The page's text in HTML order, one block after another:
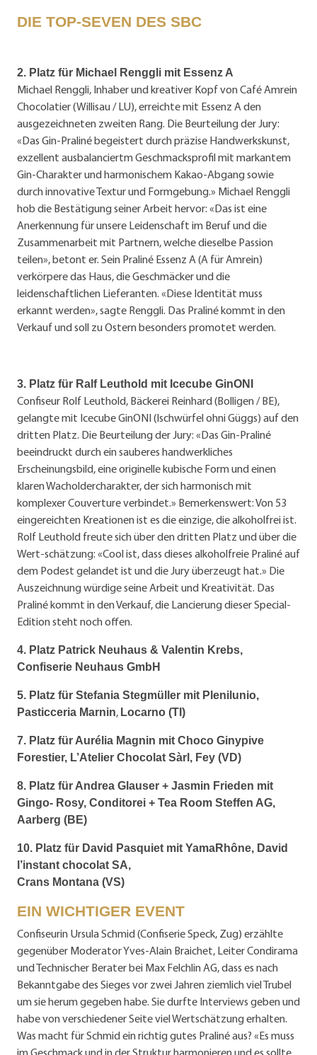
DIE TOP-SEVEN DES SBC
2. Platz für Michael Renggli mit Essenz A
Michael Renggli, Inhaber und kreativer Kopf von Café Amrein
Chocolatier (Willisau / LU), erreichte mit Essenz A den
ausgezeichneten zweiten Rang. Die Beurteilung der Jury:
«Das Gin-Praliné begeistert durch präzise Handwerkskunst,
exzellent ausbalanciertm Geschmacksprofil mit markantem
Gin-Charakter und harmonischem Kakao-Abgang sowie
durch innovative Textur und Formgebung.» Michael Renggli
hob die Bestätigung seiner Arbeit hervor: «Das ist eine
Anerkennung für unsere Leidenschaft im Beruf und die
Zusammenarbeit mit Partnern, welche dieselbe Passion
teilen», betont er. Sein Praliné Essenz A (A für Amrein)
verkörpere das Haus, die Geschmäcker und die
leidenschaftlichen Lieferanten. «Diese Identität muss
erkannt werden», sagte Renggli. Das Praliné kommt in den
Verkauf und soll zu Ostern besonders promotet werden.
3. Platz für Ralf Leuthold mit Icecube GinONI
Confiseur Rolf Leuthold, Bäckerei Reinhard (Bolligen / BE),
gelangte mit Icecube GinONI (Ischwürfel ohni Güggs) auf den
dritten Platz. Die Beurteilung der Jury: «Das Gin-Praliné
beeindruckt durch ein sauberes handwerkliches
Erscheinungsbild, eine originelle kubische Form und einen
klaren Wacholdercharakter, der sich harmonisch mit
komplexer Couverture verbindet.» Bemerkenswert: Von 53
eingereichten Kreationen ist es die einzige, die alkoholfrei ist.
Rolf Leuthold freute sich über den dritten Platz und über die
Wert-schätzung: «Cool ist, dass dieses alkoholfreie Praliné auf
dem Podest gelandet ist und die Jury überzeugt hat.» Die
Auszeichnung würdige seine Arbeit und Kreativität. Das
Praliné kommt in den Verkauf, die Lancierung dieser Special-
Edition steht noch offen.
4. Platz Patrick Neuhaus & Valentin Krebs,
Confiserie Neuhaus GmbH
5. Platz für Stefania Stegmüller mit Plenilunio,
Pasticceria Marnin, Locarno (TI)
7. Platz für Aurélia Magnin mit Choco Ginypive
Forestier, L’Atelier Chocolat Sàrl, Fey (VD)
8. Platz für Andrea Glauser + Jasmin Frieden mit
Gingo- Rosy, Conditorei + Tea Room Steffen AG,
Aarberg (BE)
10. Platz für David Pasquiet mit YamaRhône, David
l’instant chocolat SA,
Crans Montana (VS)
EIN WICHTIGER EVENT
Confiseurin Ursula Schmid (Confiserie Speck, Zug) erzählte
gegenüber Moderator Yves-Alain Braichet, Leiter Condirama
und Technischer Berater bei Max Felchlin AG, dass es nach
Bekanntgabe des Sieges vor zwei Jahren ziemlich viel Trubel
um sie herum gegeben habe. Sie durfte Interviews geben und
habe von verschiedener Seite viel Wertschätzung erhalten.
Was macht für Schmid ein richtig gutes Praliné aus? «Es muss